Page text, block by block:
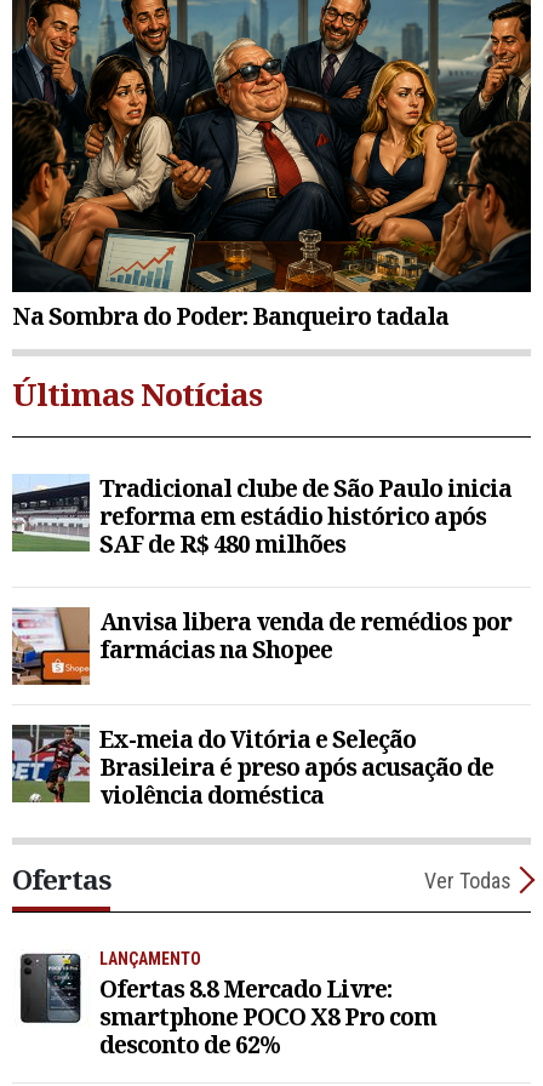
Na Sombra do Poder: Banqueiro tadala
Últimas Notícias
Tradicional clube de São Paulo inicia
reforma em estádio histórico após
SAF de R$ 480 milhões
Anvisa libera venda de remédios por
farmácias na Shopee
Ex-meia do Vitória e Seleção
Brasileira é preso após acusação de
violência doméstica
Ofertas Ver Todas
LANÇAMENTO
Ofertas 8.8 Mercado Livre:
smartphone POCO X8 Pro com
desconto de 62%